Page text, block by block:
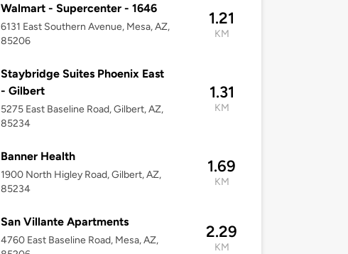
Walmart - Supercenter - 1646
6131 East Southern Avenue, Mesa, AZ,
85206
1.21
KM
Staybridge Suites Phoenix East
- Gilbert
5275 East Baseline Road, Gilbert, AZ,
85234
1.31
KM
Banner Health
1900 North Higley Road, Gilbert, AZ,
85234
1.69
KM
San Villante Apartments
4760 East Baseline Road, Mesa, AZ,
2.29
KM